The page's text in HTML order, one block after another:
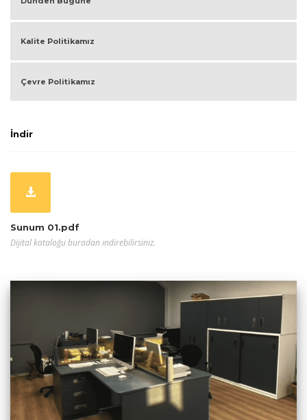
Kalite Politikamız
Çevre Politikamız
İndir
Sunum 01.pdf
Dijital kataloğu buradan indirebilirsiniz.